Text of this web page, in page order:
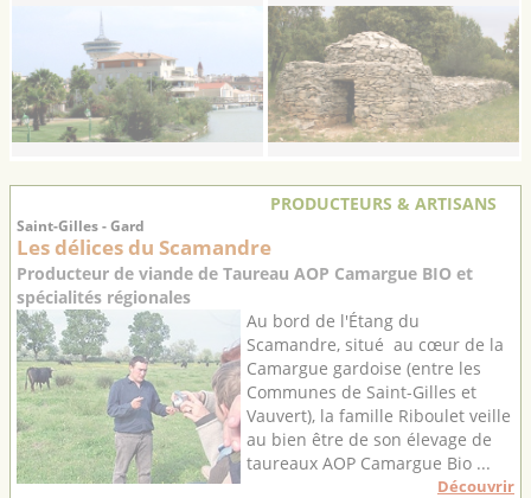
PRODUCTEURS & ARTISANS
Saint-Gilles - Gard
Les délices du Scamandre
Producteur de viande de Taureau AOP Camargue BIO et
spécialités régionales
Au bord de l'Étang du
Scamandre, situé au cœur de la
Camargue gardoise (entre les
Communes de Saint-Gilles et
Vauvert), la famille Riboulet veille
au bien être de son élevage de
taureaux AOP Camargue Bio ...
Découvrir